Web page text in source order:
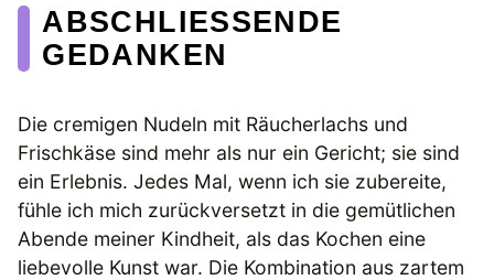
ABSCHLIESSENDE G
EDANKEN
Die cremigen Nudeln mit Räucherlachs und
Frischkäse sind mehr als nur ein Gericht; sie sind
ein Erlebnis. Jedes Mal, wenn ich sie zubereite,
fühle ich mich zurückversetzt in die gemütlichen
Abende meiner Kindheit, als das Kochen eine
liebevolle Kunst war. Die Kombination aus zartem